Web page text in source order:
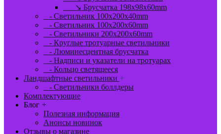
↘ Брусчатка 198x98x60mm
- Светильник 100x200x40mm
- Светильник 100x200x60mm
- Светильники 200x200x60mm
- Круглые тротуарные светильники
- Люминесцентная брусчатка
- Надписи и указатели на тротуарах
- Кольцо светящееся
Ландшафтные светильники +
- Светильники боллдеры
Комплектующие
Блог +
Полезная информация
Анонсы новинок
Отзывы о магазине